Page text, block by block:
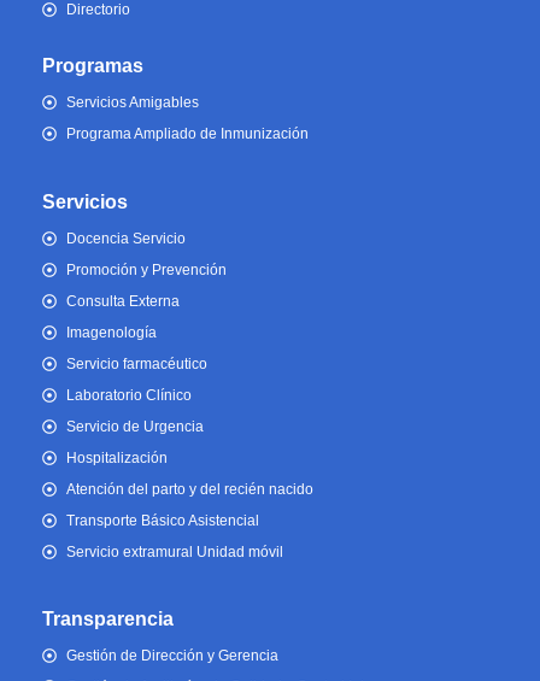
Directorio
Programas
Servicios Amigables
Programa Ampliado de Inmunización
Servicios
Docencia Servicio
Promoción y Prevención
Consulta Externa
Imagenología
Servicio farmacéutico
Laboratorio Clínico
Servicio de Urgencia
Hospitalización
Atención del parto y del recién nacido
Transporte Básico Asistencial
Servicio extramural Unidad móvil
Transparencia
Gestión de Dirección y Gerencia